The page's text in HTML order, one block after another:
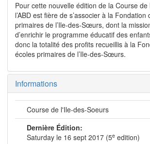
Pour cette nouvelle édition de la Course
l’ABD est fière de s’associer à la Fondation
primaires de l’Ile-des-Sœurs, dont la
d’enrichir le programme éducatif des
donc la totalité des profits recueillis à la
écoles primaires de l’Ile-des-Sœurs.
Informations
Course de l'Ile-des-Soeurs
Dernière Édition:
Saturday le 16 sept 2017 (5e edition)